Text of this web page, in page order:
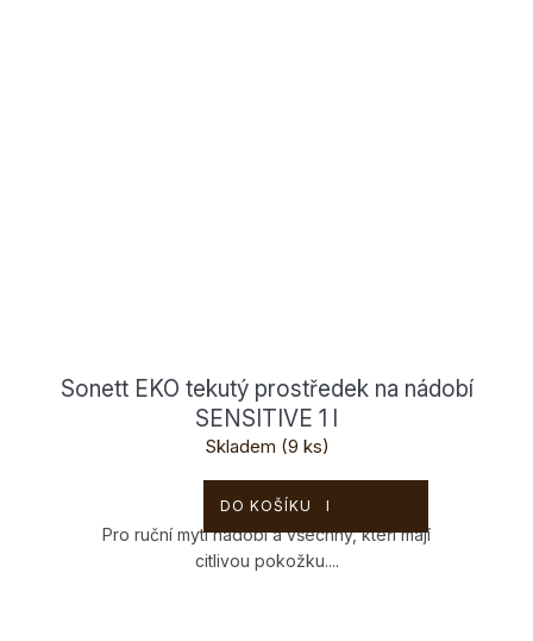
Sonett EKO tekutý prostředek na nádobí
SENSITIVE 1 l
Skladem (9 ks)
DO KOŠÍKU
Pro ruční mytí nádobí a všechny, kteří mají
citlivou pokožku....